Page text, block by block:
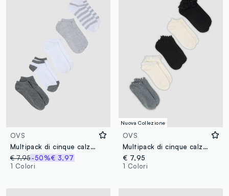
OVS
Multipack di cinque calzini alla caviglia grigi e bianchi in misto cotone
€ 7,95-50%€ 3,97
1 Colori
Nuova Collezione
OVS
Multipack di cinque calzini multicolor in misto cotone organico con volant
€ 7,95
1 Colori